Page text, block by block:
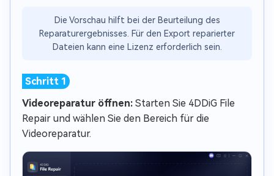
Die Vorschau hilft bei der Beurteilung des
Reparaturergebnisses. Für den Export reparierter
Dateien kann eine Lizenz erforderlich sein.
Videoreparatur öffnen: Starten Sie 4DDiG File
Repair und wählen Sie den Bereich für die
Videoreparatur.